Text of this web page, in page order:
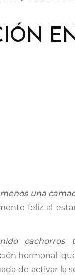
una
feliz al
cachorros
hormonal
de activar la